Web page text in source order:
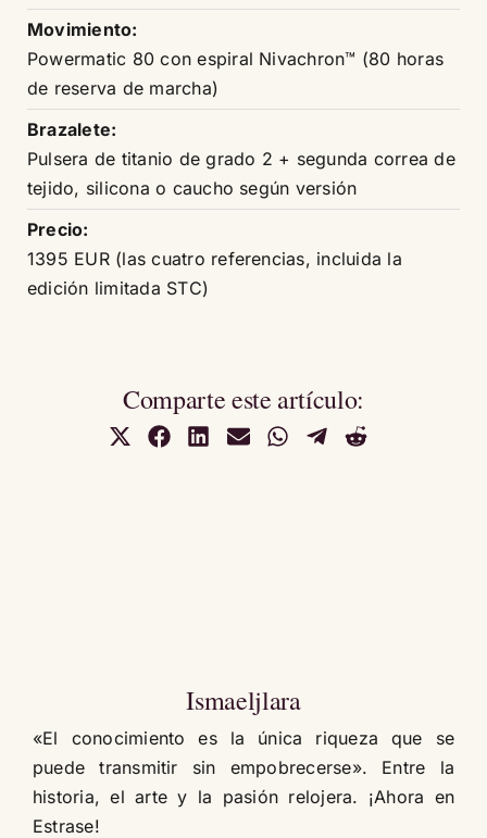
Movimiento:
Powermatic 80 con espiral Nivachron™ (80 horas
de reserva de marcha)
Brazalete:
Pulsera de titanio de grado 2 + segunda correa de
tejido, silicona o caucho según versión
Precio:
1395 EUR (las cuatro referencias, incluida la
edición limitada STC)
Comparte este artículo:
CompartirCompartirCompartirCompartirCompartirCompartir
Compartir
Ismaeljlara
«El conocimiento es la única riqueza que se
puede transmitir sin empobrecerse». Entre la
historia, el arte y la pasión relojera. ¡Ahora en
Estrase!